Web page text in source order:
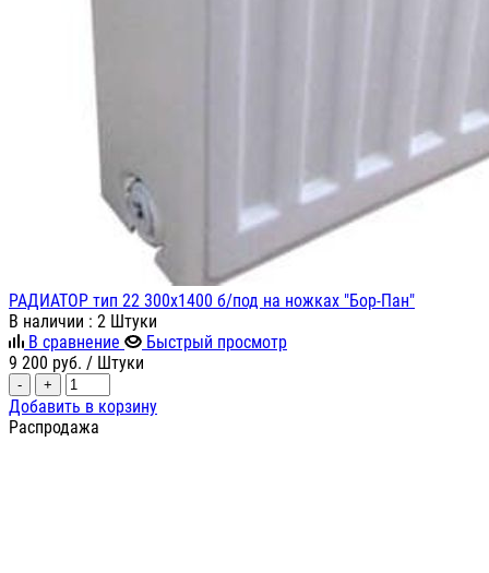
РАДИАТОР тип 22 300х1400 б/под на ножках "Бор-Пан"
В наличии : 2 Штуки
В сравнение
Быстрый просмотр
9 200 руб. / Штуки
- +
Добавить в корзину
Распродажа